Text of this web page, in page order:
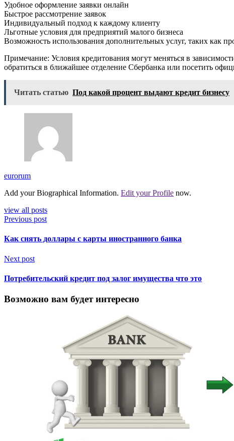
Удобное оформление заявки онлайн
Быстрое рассмотрение заявок
Индивидуальный подход к каждому клиенту
Льготные условия для предприятий малого бизнеса
Возможность использования дополнительных услуг, таких как
Примечание: Условия кредитования могут меняться в
обратиться в ближайшее отделение Сбербанка или посетить
Читать статью Под какой процент выдают кредит бизнесу
eurorum
Add your Biographical Information. Edit your Profile now.
view all posts
Previous post
Как снять доллары с карты иностранного банка
Next post
Потребительский кредит под залог имущества что это
Возможно вам будет интересно